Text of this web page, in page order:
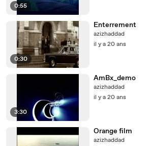
0:55
0:30
Enterrement
azizhaddad
il y a 20 ans
3:30
AmBx_demo
azizhaddad
il y a 20 ans
Orange film
azizhaddad